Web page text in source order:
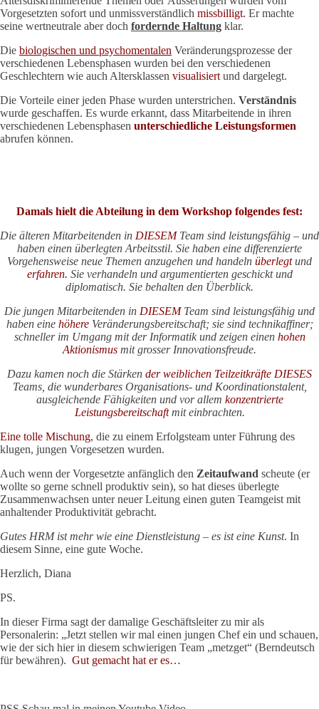
Vorgesetzten sofort und unmissverständlich missbilligt. Er machte
seine wertneutrale aber doch fordernde Haltung klar.
Die biologischen und psychomentalen Veränderungsprozesse der
verschiedenen Lebensphasen wurden bei den verschiedenen
Geschlechtern wie auch Altersklassen visualisiert und dargelegt.
Die Vorteile einer jeden Phase wurden unterstrichen. Verständnis
wurde geschaffen. Es wurde erkannt, dass Mitarbeitende in ihren
verschiedenen Lebensphasen unterschiedliche Leistungsformen
abrufen können.
Damals hielt die Abteilung in dem Workshop folgendes fest:
Die älteren Mitarbeitenden in DIESEMTeam sind leistungsfähig – und
haben einen überlegten Arbeitsstil. Sie haben eine differenzierte
Vorgehensweise neue Themen anzugehen und handeln überlegtund
erfahren. Sie verhandeln und argumentierten geschickt und
diplomatisch. Sie behalten den Überblick.
Die jungen Mitarbeitenden in DIESEMTeam sind leistungsfähig und
haben eine höhere Veränderungsbereitschaft; sie sind technikaffiner;
schneller im Umgang mit der Informatik und zeigen einen hohen
Aktionismus mit grosser Innovationsfreude.
Dazu kamen noch die Stärken der weiblichen Teilzeitkräfte DIESES
Teams, die wunderbares Organisations- und Koordinationstalent,
ausgleichende Fähigkeiten und vor allem konzentrierte
Leistungsbereitschaftmit einbrachten.
Eine tolle Mischung, die zu einem Erfolgsteam unter Führung des
klugen, jungen Vorgesetzen wurden.
Auch wenn der Vorgesetzte anfänglich den Zeitaufwand scheute (er
wollte so gerne schnell produktiv sein), so hat dieses überlegte
Zusammenwachsen unter neuer Leitung einen guten Teamgeist mit
anhaltender Produktivität gebracht.
Gutes HRM ist mehr wie eine Dienstleistung – es ist eine Kunst. In
diesem Sinne, eine gute Woche.
Herzlich, Diana
PS.
In dieser Firma sagt der damalige Geschäftsleiter zu mir als
Personalerin: „Jetzt stellen wir mal einen jungen Chef ein und schauen,
wie der sich hier in diesem schwierigen Team „metzget“ (Berndeutsch
für bewähren). Gut gemacht hat er es…